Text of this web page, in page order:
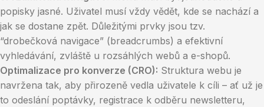
popisky jasné. Uživatel musí vždy vědět, kde se nachází a
jak se dostane zpět. Důležitými prvky jsou tzv.
“drobečková navigace” (breadcrumbs) a efektivní
vyhledávání, zvláště u rozsáhlých webů a e-shopů.
Optimalizace pro konverze (CRO): Struktura webu je
navržena tak, aby přirozeně vedla uživatele k cíli – ať už je
to odeslání poptávky, registrace k odběru newsletteru,